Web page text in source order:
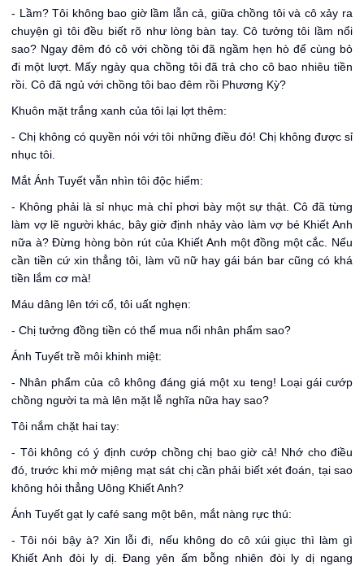
- Lầm? Tôi không bao giờ lầm lẫn cả, giữa chồng tôi và cô xảy ra
chuyện gì tôi đều biết rõ như lòng bàn tay. Cô tưởng tôi lầm nổi
sao? Ngay đêm đó cô với chồng tôi đã ngầm hẹn hò để cùng bỏ
đi một lượt. Mấy ngày qua chồng tôi đã trả cho cô bao nhiêu tiền
rồi. Cô đã ngủ với chồng tôi bao đêm rồi Phương Kỳ?
Khuôn mặt trắng xanh của tôi lại lợt thêm:
- Chị không có quyền nói với tôi những điều đó! Chị không được sỉ
nhục tôi.
Mắt Ánh Tuyết vẫn nhìn tôi độc hiểm:
- Không phải là sỉ nhục mà chỉ phơi bày một sự thật. Cô đã từng
làm vợ lẽ người khác, bây giờ định nhảy vào làm vợ bé Khiết Anh
nữa à? Đừng hòng bòn rút của Khiết Anh một đồng một cắc. Nếu
cần tiền cứ xin thẳng tôi, làm vũ nữ hay gái bán bar cũng có khá
tiền lắm cơ mà!
Máu dâng lên tới cổ, tôi uất nghẹn:
- Chị tưởng đồng tiền có thể mua nổi nhân phẩm sao?
Ánh Tuyết trề môi khinh miệt:
- Nhân phẩm của cô không đáng giá một xu teng! Loại gái cướp
chồng người ta mà lên mặt lễ nghĩa nữa hay sao?
Tôi nắm chặt hai tay:
- Tôi không có ý định cướp chồng chị bao giờ cả! Nhớ cho điều
đó, trước khi mở mịêng mạt sát chị cần phải biết xét đoán, tại sao
không hỏi thẳng Uông Khiết Anh?
Ánh Tuyết gạt ly café sang một bên, mắt nàng rực thú:
- Tôi nói bậy à? Xin lỗi đi, nếu không do cô xúi giục thì làm gì
Khiết Anh đòi ly dị. Đang yên ấm bỗng nhiên đòi ly dị ngang